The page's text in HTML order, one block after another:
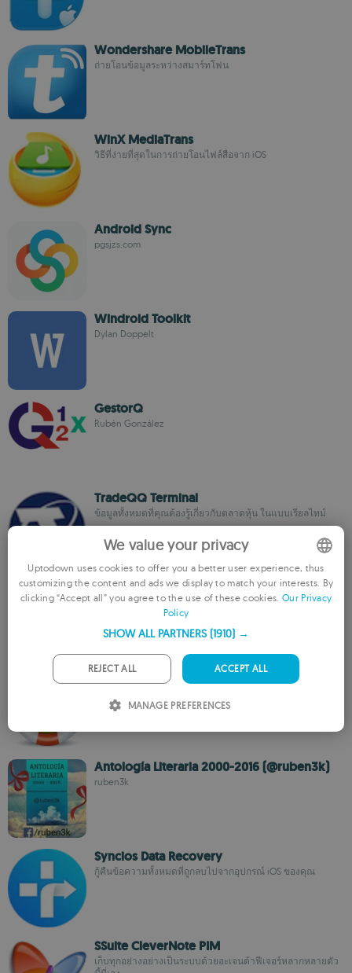
Wondershare MobileTrans
ถ่ายโอนข้อมูลระหว่างสมาร์ทโฟน
WinX MediaTrans
วิธีที่ง่ายที่สุดในการถ่ายโอนไฟล์สื่อจาก iOS
Android Sync
pgsjzs.com
Windroid Toolkit
Dylan Doppelt
GestorQ
Rubén González
TradeQQ Terminal
ข้อมูลทั้งหมดที่คุณต้องรู้เกี่ยวกับตลาดหุ้น ในแบบเรียลไทม์
iPhone Backup Extractor
สร้างแบ็กอัปของ iPhone ของคุณได้เลย
Jihosoft iPhone Data Recovery
Antología Literaria 2000-2016 (@ruben3k)
ruben3k
Syncios Data Recovery
กู้คืนข้อความทั้งหมดที่ถูกลบไปจากอุปกรณ์ iOS ของคุณ
SSuite CleverNote PIM
เก็บทุกอย่างอย่างเป็นระบบด้วยอะเจนด้าฟีเจอร์หลากหลายตัว
ENGLISH
We value your privacy
Uptodown uses cookies to offer you a better user experience, thus
customizing the content and ads we display to match your interests. By
clicking “Accept all” you agree to the use of these cookies. Our Privacy
Policy
SHOW ALL PARTNERS (1910) →
ACCEPT ALL
REJECT ALL
MANAGE PREFERENCES